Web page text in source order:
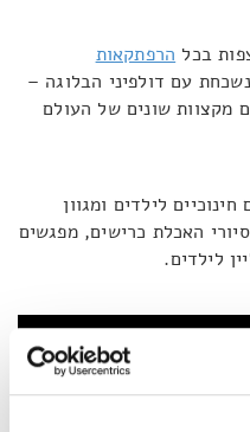
בכל הרפתקאות
עם דולפיני הבלוגה –
מקצוות שונים של העולם
לילדים ומגוון
האכלת כרישים, מפגשים
לילדים.